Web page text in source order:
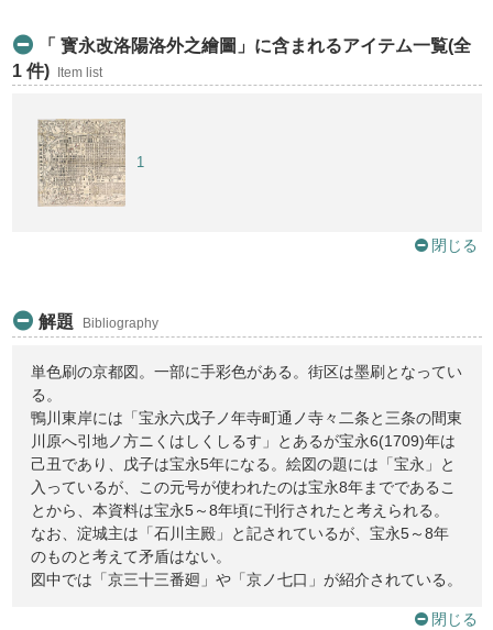
「 寳永改洛陽洛外之繪圖」に含まれるアイテム一覧(全
1 件)
Item list
1
閉じる
解題 Bibliography
単色刷の京都図。一部に手彩色がある。街区は墨刷となってい
る。
鴨川東岸には「宝永六戊子ノ年寺町通ノ寺々二条と三条の間東
川原へ引地ノ方ニくはしくしるす」とあるが宝永6(1709)年は
己丑であり、戊子は宝永5年になる。絵図の題には「宝永」と
入っているが、この元号が使われたのは宝永8年までであるこ
とから、本資料は宝永5～8年頃に刊行されたと考えられる。
なお、淀城主は「石川主殿」と記されているが、宝永5～8年
のものと考えて矛盾はない。
図中では「京三十三番廻」や「京ノ七口」が紹介されている。
閉じる